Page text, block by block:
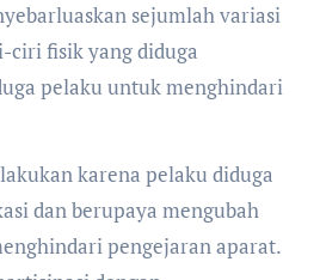
sejumlah variasi
fisik yang diduga
pelaku untuk menghindari
karena pelaku diduga
dan berupaya mengubah
pengejaran aparat.